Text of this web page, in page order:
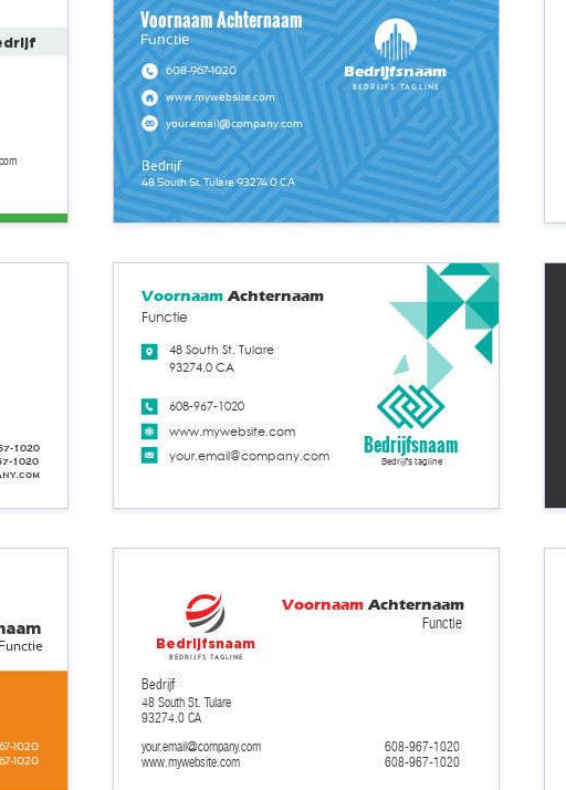
your.email@company.com
Bedrijf
48 South St. Tulare 93274.0 CA
608-967-1020
www.mywebsite.com
Functie
Voornaam Achternaam
Bedrijfsnaam
Bedrijfs tagline
1020
1020
www.mywebsite.com
your.email@company.com
608-967-1020
Functie
48 South St. Tulare
93274.0 CA
VoornaamAchternaam
Bedrijfsnaam
Bedrijfs tagline
1020
1020
Functie
www.mywebsite.com
608-967-1020
608-967-1020
your.email@company.com
48 South St. Tulare
93274.0 CA
Bedrijf
Functie
Voornaam Achternaam
Bedrijfsnaam
Bedrijfs tagline